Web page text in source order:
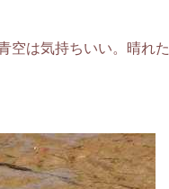
空は気持ちいい。晴れた